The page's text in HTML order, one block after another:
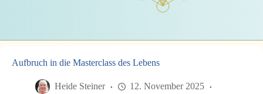
e
n
g
Aufbruch in die Masterclass des Lebens
Heide Steiner
12. November 2025